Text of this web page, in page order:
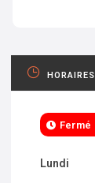
HORAIRES
Fermé
Lundi